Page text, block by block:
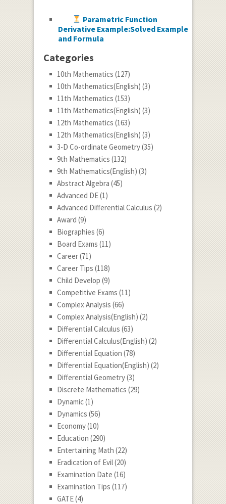
Parametric Function
Derivative Example:Solved Example
and Formula
Categories
10th Mathematics (127)
10th Mathematics(English) (3)
11th Mathematics (153)
11th Mathematics(English) (3)
12th Mathematics (163)
12th Mathematics(English) (3)
3-D Co-ordinate Geometry(35)
9th Mathematics (132)
9th Mathematics(English) (3)
Abstract Algebra (45)
Advanced DE(1)
Advanced Differential Calculus (2)
Award (9)
Biographies (6)
Board Exams (11)
Career(71)
Career Tips (118)
Child Develop (9)
Competitive Exams (11)
Complex Analysis (66)
Complex Analysis(English) (2)
Differential Calculus (63)
Differential Calculus(English) (2)
Differential Equation (78)
Differential Equation(English) (2)
Differential Geometry(3)
Discrete Mathematics (29)
Dynamic(1)
Dynamics (56)
Economy(10)
Education (290)
Entertaining Math (22)
Eradication of Evil(20)
Examination Date (16)
Examination Tips (117)
GATE(4)